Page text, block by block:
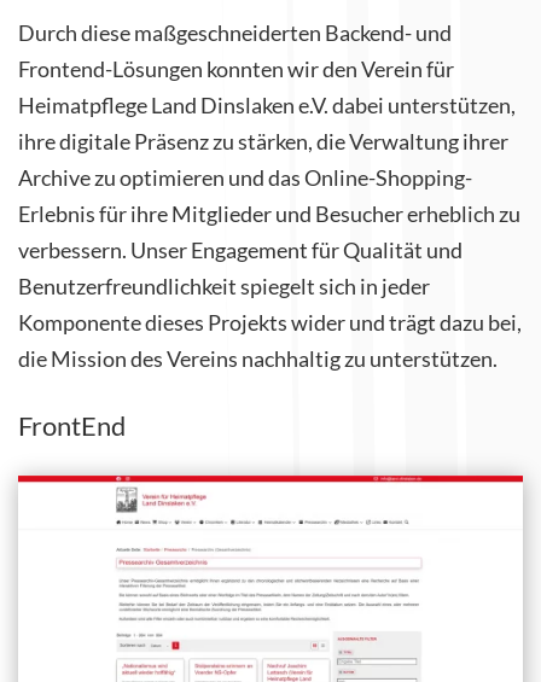
Durch diese maßgeschneiderten Backend- und
Frontend-Lösungen konnten wir den Verein für
Heimatpflege Land Dinslaken e.V. dabei unterstützen,
ihre digitale Präsenz zu stärken, die Verwaltung ihrer
Archive zu optimieren und das Online-Shopping-
Erlebnis für ihre Mitglieder und Besucher erheblich zu
verbessern. Unser Engagement für Qualität und
Benutzerfreundlichkeit spiegelt sich in jeder
Komponente dieses Projekts wider und trägt dazu bei,
die Mission des Vereins nachhaltig zu unterstützen.
FrontEnd